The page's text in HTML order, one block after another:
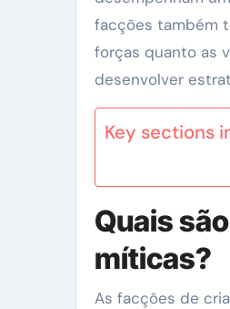
facções também
forças quanto as
desenvolver
Key sections
Quais
míticas?
As facções de